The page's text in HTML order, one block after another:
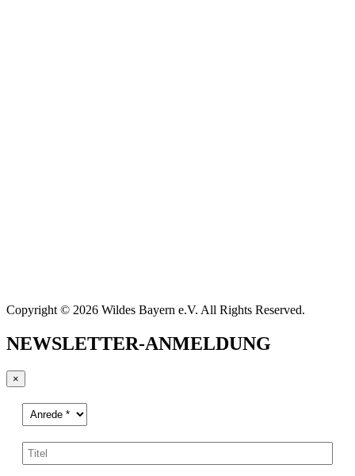
Copyright © 2026 Wildes Bayern e.V. All Rights Reserved.
NEWSLETTER-ANMELDUNG
×